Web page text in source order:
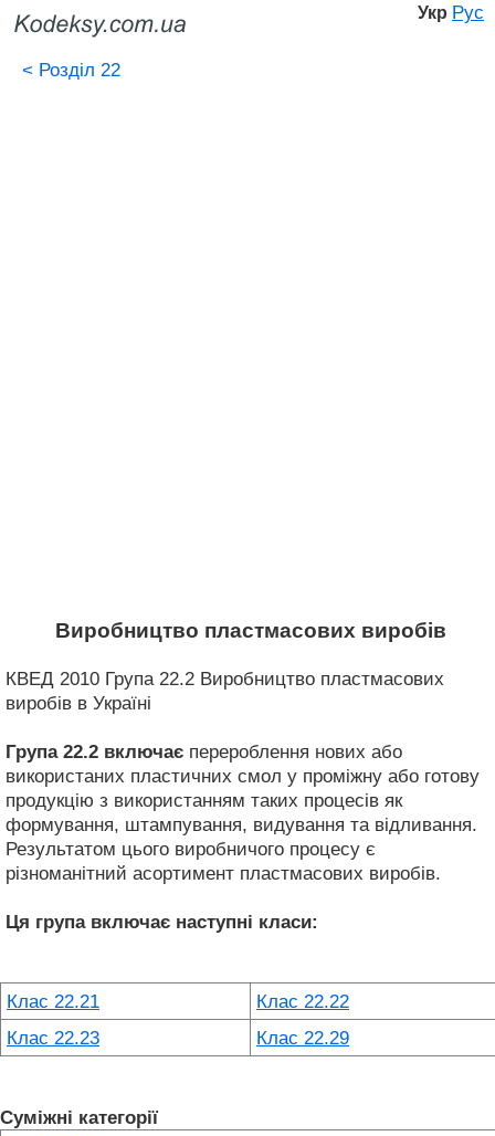
Укр Рус
< Розділ 22
Виробництво пластмасових виробів
КВЕД 2010 Група 22.2 Виробництво пластмасових
виробів в Україні
Група 22.2 включає перероблення нових або
використаних пластичних смол у проміжну або готову
продукцію з використанням таких процесів як
формування, штампування, видування та відливання.
Результатом цього виробничого процесу є
різноманітний асортимент пластмасових виробів.
Ця група включає наступні класи:
Клас 22.21
Клас 22.22
Клас 22.23
Клас 22.29
Суміжні категорії